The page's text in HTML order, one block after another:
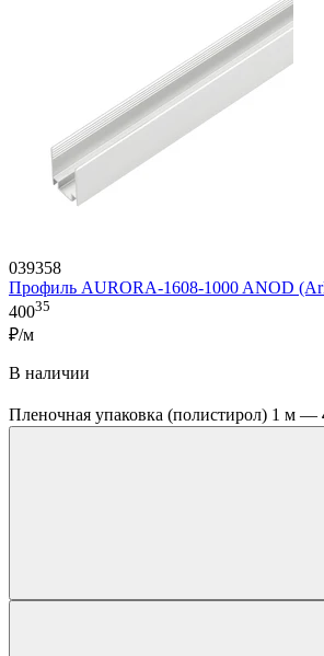
039358
Профиль AURORA-1608-1000 ANOD
40035
₽/м
В наличии
Пленочная упаковка (полистирол) 1 м —